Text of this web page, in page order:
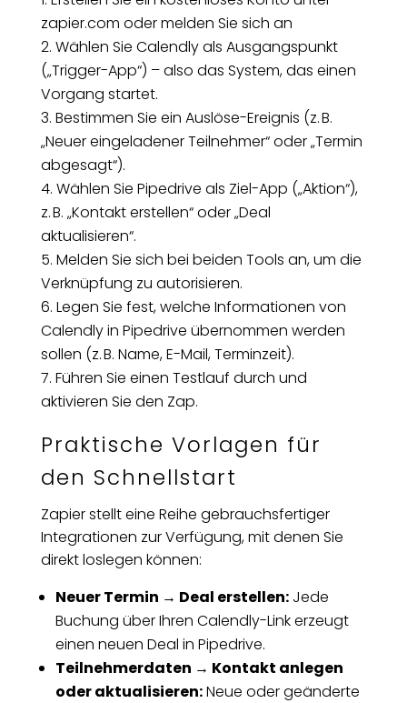
zapier.com oder melden Sie sich an
Wählen Sie Calendly als Ausgangspunkt
(„Trigger-App“) – also das System, das einen
Vorgang startet.
Bestimmen Sie ein Auslöse-Ereignis (z. B.
„Neuer eingeladener Teilnehmer“ oder „Termin
abgesagt“).
Wählen Sie Pipedrive als Ziel-App („Aktion“),
z. B. „Kontakt erstellen“ oder „Deal
aktualisieren“.
Melden Sie sich bei beiden Tools an, um die
Verknüpfung zu autorisieren.
Legen Sie fest, welche Informationen von
Calendly in Pipedrive übernommen werden
sollen (z. B. Name, E-Mail, Terminzeit).
Führen Sie einen Testlauf durch und
aktivieren Sie den Zap.
Praktische Vorlagen für
den Schnellstart
Zapier stellt eine Reihe gebrauchsfertiger
Integrationen zur Verfügung, mit denen Sie
direkt loslegen können:
Neuer Termin → Deal erstellen: Jede
Buchung über Ihren Calendly-Link erzeugt
einen neuen Deal in Pipedrive.
Teilnehmerdaten → Kontakt anlegen
oder aktualisieren:Neue oder geänderte